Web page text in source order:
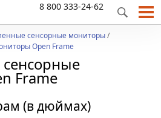
8 800 333-24-62
сенсорные мониторы/
Open Frame
Frame
(в дюймах)